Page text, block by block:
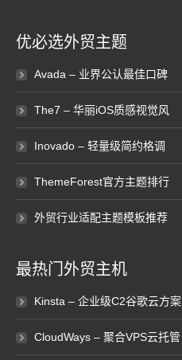
优必选外贸主题
Avada – 业界公认最佳口碑
The7 – 华丽iOS质感视觉风
Inovado – 轻量级简约格调
ThemeForest官方主题排行
外贸行业适配主题模板推荐
最热门外贸主机
Kinsta – 企业级C2谷歌云方案
CloudWays – 聚合VPS云托管